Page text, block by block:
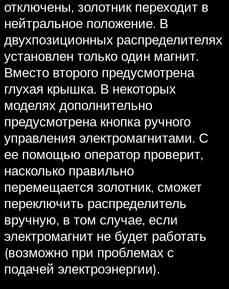
отключены, золотник переходит в
нейтральное положение. В
двухпозиционных распределителях
установлен только один магнит.
Вместо второго предусмотрена
глухая крышка. В некоторых
моделях дополнительно
предусмотрена кнопка ручного
управления электромагнитами. С
ее помощью оператор проверит,
насколько правильно
перемещается золотник, сможет
переключить распределитель
вручную, в том случае, если
электромагнит не будет работать
(возможно при проблемах с
подачей электроэнергии).